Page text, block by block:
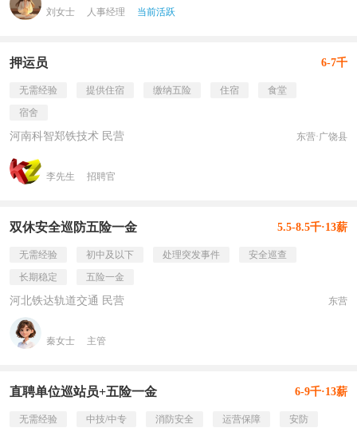
刘女士 人事经理 当前活跃
押运员 6-7千
无需经验 提供住宿 缴纳五险 住宿
食堂
宿舍
河南科智郑铁技术 民营 东营·广饶县
李先生 招聘官
双休安全巡防五险一金 5.5-8.5千·13薪
无需经验 初中及以下 处理突发事件
安全巡查
长期稳定
五险一金
河北铁达轨道交通 民营 东营
秦女士 主管
直聘单位巡站员+五险一金 6-9千·13薪
无需经验 中技/中专 消防安全 运营保障
安防